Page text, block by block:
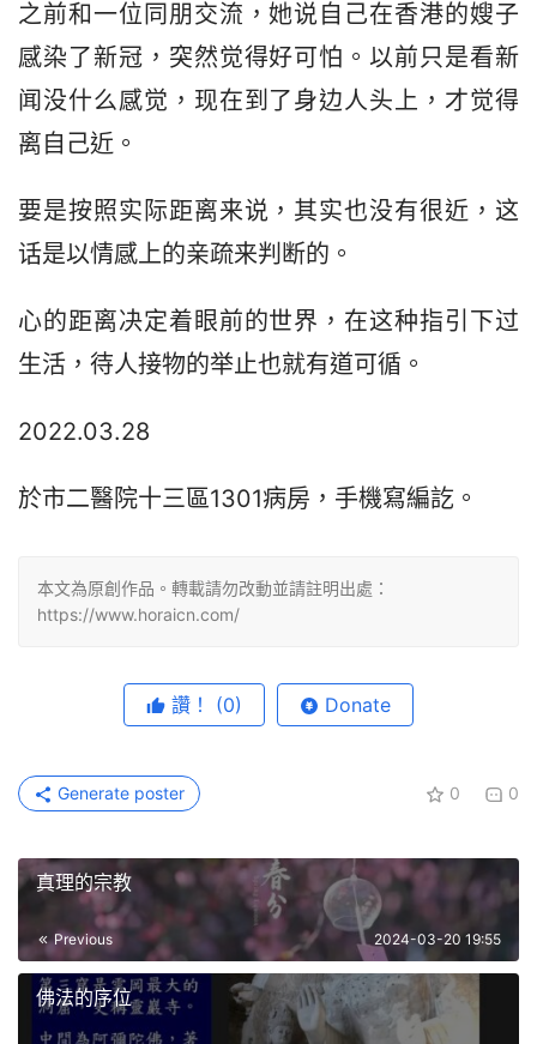
之前和一位同朋交流，她说自己在香港的嫂子
感染了新冠，突然觉得好可怕。以前只是看新
闻没什么感觉，现在到了身边人头上，才觉得
离自己近。
要是按照实际距离来说，其实也没有很近，这
话是以情感上的亲疏来判断的。
心的距离决定着眼前的世界，在这种指引下过
生活，待人接物的举止也就有道可循。
2022.03.28
於市二醫院十三區1301病房，手機寫編訖。
本文為原創作品。轉載請勿改動並請註明出處：
https://www.horaicn.com/
讚！ (0) Donate
0 0
Generate poster
真理的宗教
Previous 2024-03-20 19:55
佛法的序位